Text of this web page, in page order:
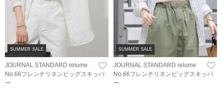
SUMMER SALE
JOURNAL STANDARD relume
No.66フレンチリネンビッグスキッパ
ー
SUMMER SALE
JOURNAL STANDARD relume
No.66フレンチリネンビッグスキッパ
ー